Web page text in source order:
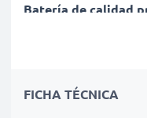
Batería de calidad
prolongado de su
✔ Máximo
FICHA TÉCNICA